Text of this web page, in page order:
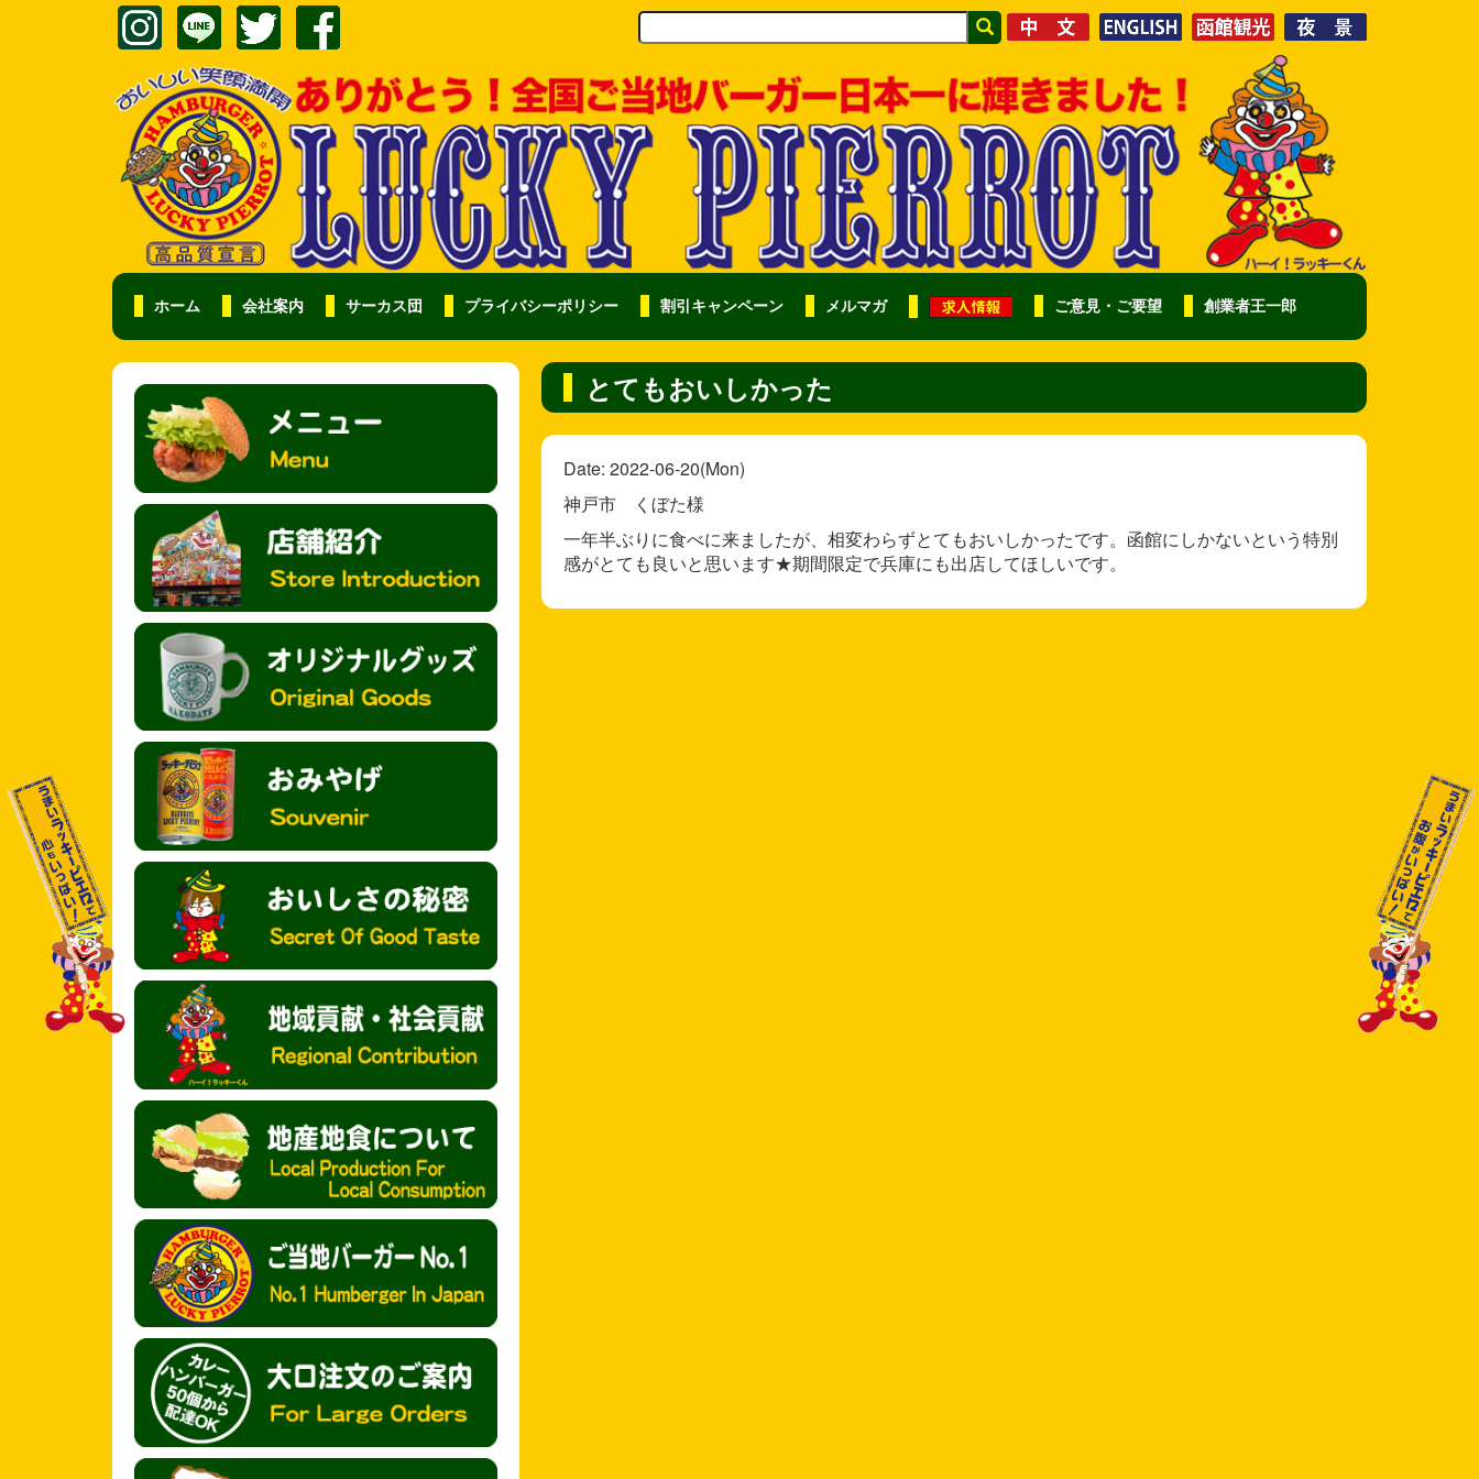
ホーム 会社案内 サーカス団 プライバシーポリシー 割引キャンペーン メルマガ ご意見・ご要望 創業者王一郎
とてもおいしかった
Date: 2022-06-20(Mon)
神戸市 くぼた様
一年半ぶりに食べに来ましたが、相変わらずとてもおいしかったです。函館にしかないという特別
感がとても良いと思います★期間限定で兵庫にも出店してほしいです。